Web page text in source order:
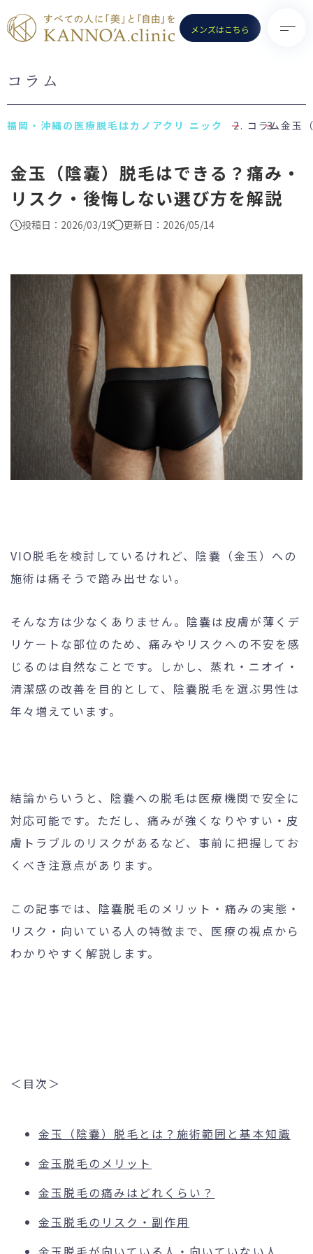
メンズはこちら
TOP
クリニック一覧
お知らせ
初めての方へ
コラム
お問い合わせ
未成年の方へ
- 医療脱毛（女性）
- ポテンツァ
- ノーリス(IPL)
- 水光注射
- ピコフラクショナル／スト
ロング
（Dr.施術）
- ピコスポット
- 刺青(タトゥー）除去
- VISIA
- CO2（炭酸ガス）レーザー
- ジュベルック(Juvelook)
- ボツリヌストキシン注射
- ケミカルピーリング
- レーザーフェイシャル・レ
- 他院抜糸・ホッチキス除去
24時間受付
WEB予約
メール
コラム
コラム金玉
金玉（陰嚢）脱毛はできる？痛み・
リスク・後悔しない選び方を解説
投稿日：2026/03/19 更新日：2026/05/14
VIO脱毛を検討しているけれど、陰嚢（金玉）への
施術は痛そうで踏み出せない。
そんな方は少なくありません。陰嚢は皮膚が薄くデ
リケートな部位のため、痛みやリスクへの不安を感
じるのは自然なことです。しかし、蒸れ・ニオイ・
清潔感の改善を目的として、陰嚢脱毛を選ぶ男性は
年々増えています。
結論からいうと、陰嚢への脱毛は医療機関で安全に
対応可能です。ただし、痛みが強くなりやすい・皮
膚トラブルのリスクがあるなど、事前に把握してお
くべき注意点があります。
この記事では、陰嚢脱毛のメリット・痛みの実態・
リスク・向いている人の特徴まで、医療の視点から
わかりやすく解説します。
＜目次＞
金玉（陰嚢）脱毛とは？施術範囲と基本知識
金玉脱毛のメリット
金玉脱毛の痛みはどれくらい？
金玉脱毛のリスク・副作用